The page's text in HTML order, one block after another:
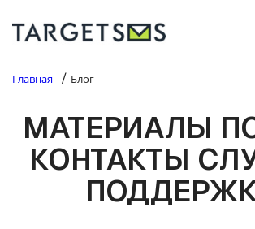
Главная / Блог
МАТЕРИАЛЫ
КОНТАКТЫ